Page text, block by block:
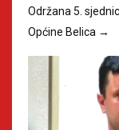
Održana 5.
Općine Belica →